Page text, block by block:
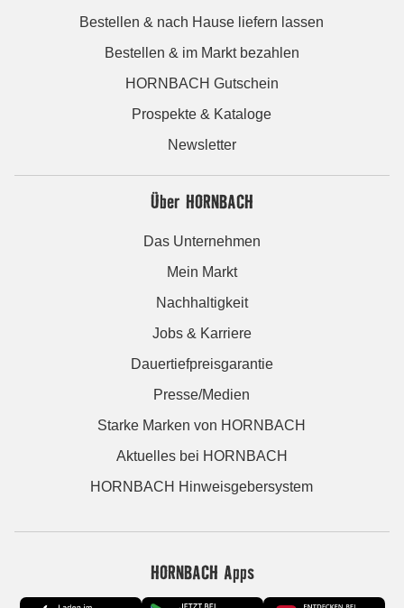
Bestellen & nach Hause liefern lassen
Bestellen & im Markt bezahlen
HORNBACH Gutschein
Prospekte & Kataloge
Newsletter
Über HORNBACH
Das Unternehmen
Mein Markt
Nachhaltigkeit
Jobs & Karriere
Dauertiefpreisgarantie
Presse/Medien
Starke Marken von HORNBACH
Aktuelles bei HORNBACH
HORNBACH Hinweisgebersystem
HORNBACH Apps